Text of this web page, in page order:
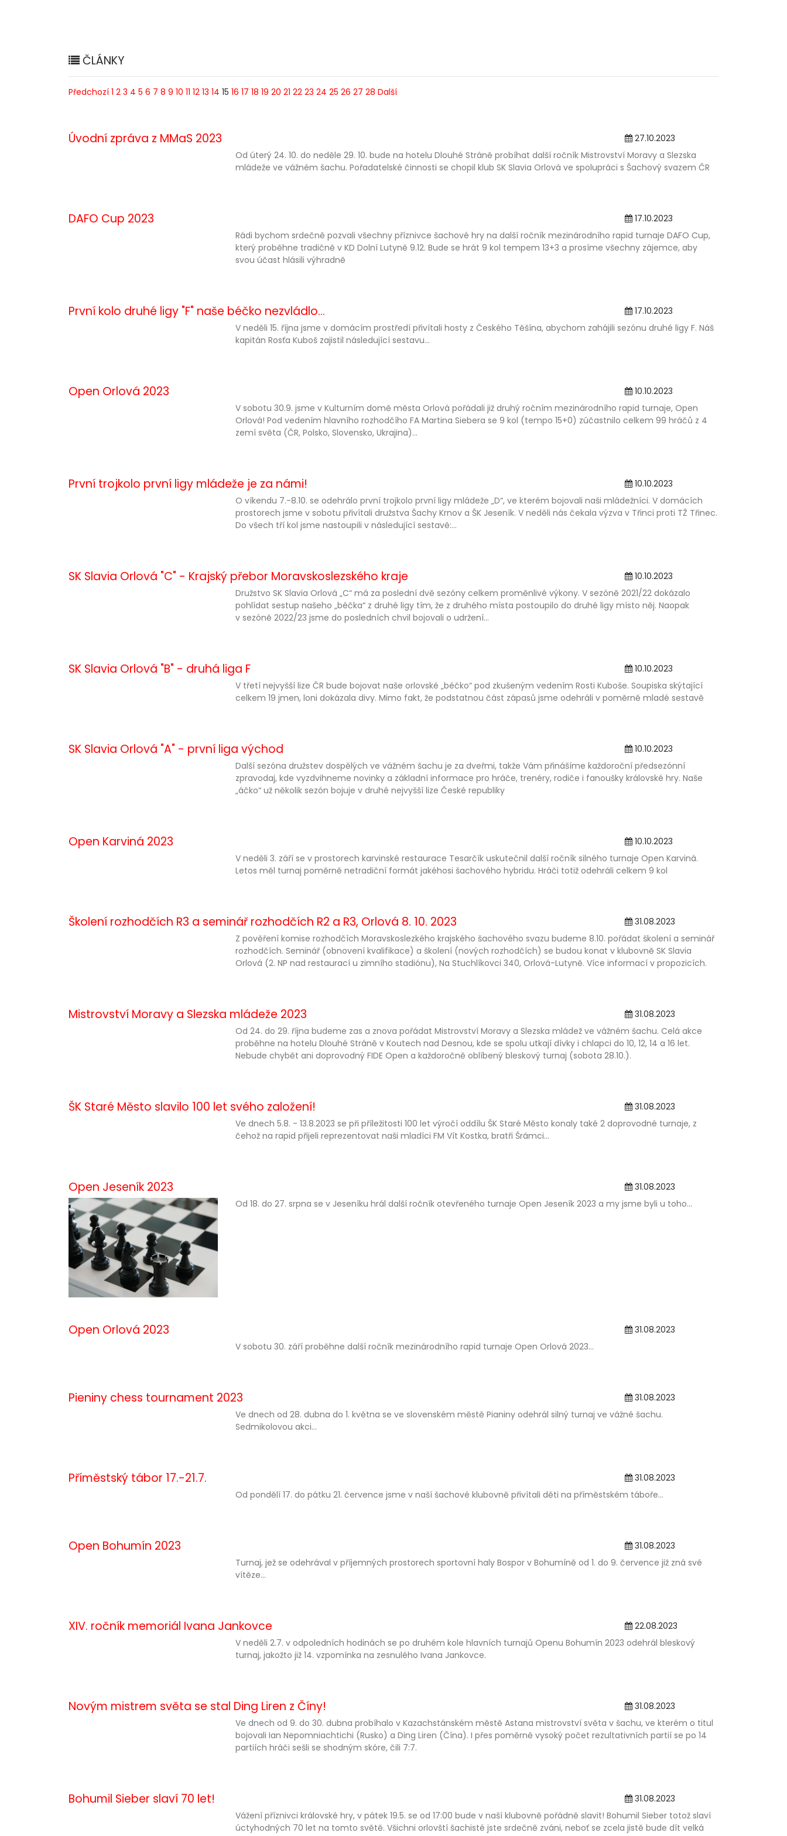
ČLÁNKY
Předchozí 1 2 3 4 5 6 7 8 9 10 11 12 13 14 15 16 17 18 19 20 21 22 23 24 25 26 27 28 Další
Úvodní zpráva z MMaS 2023
27.10.2023
Od úterý 24. 10. do neděle 29. 10. bude na hotelu Dlouhé Stráně probíhat další ročník Mistrovství Moravy a Slezska
mládeže ve vážném šachu. Pořadatelské činnosti se chopil klub SK Slavia Orlová ve spolupráci s Šachový svazem ČR
DAFO Cup 2023
17.10.2023
Rádi bychom srdečně pozvali všechny příznivce šachové hry na další ročník mezinárodního rapid turnaje DAFO Cup,
který proběhne tradičně v KD Dolní Lutyně 9.12. Bude se hrát 9 kol tempem 13+3 a prosíme všechny zájemce, aby
svou účast hlásili výhradně
První kolo druhé ligy "F" naše béčko nezvládlo...
17.10.2023
V neděli 15. října jsme v domácím prostředí přivítali hosty z Českého Těšína, abychom zahájili sezónu druhé ligy F. Náš
kapitán Rosťa Kuboš zajistil následující sestavu...
Open Orlová 2023
10.10.2023
V sobotu 30.9. jsme v Kulturním domě města Orlová pořádali již druhý ročním mezinárodního rapid turnaje, Open
Orlová! Pod vedením hlavního rozhodčího FA Martina Siebera se 9 kol (tempo 15+0) zúčastnilo celkem 99 hráčů z 4
zemí světa (ČR, Polsko, Slovensko, Ukrajina)...
První trojkolo první ligy mládeže je za námi!
10.10.2023
O víkendu 7.-8.10. se odehrálo první trojkolo první ligy mládeže „D“, ve kterém bojovali naši mládežníci. V domácích
prostorech jsme v sobotu přivítali družstva Šachy Krnov a ŠK Jeseník. V neděli nás čekala výzva v Třinci proti TŽ Třinec.
Do všech tří kol jsme nastoupili v následující sestavě:...
SK Slavia Orlová "C" - Krajský přebor Moravskoslezského kraje
10.10.2023
Družstvo SK Slavia Orlová „C“ má za poslední dvě sezóny celkem proměnlivé výkony. V sezóně 2021/22 dokázalo
pohlídat sestup našeho „béčka“ z druhé ligy tím, že z druhého místa postoupilo do druhé ligy místo něj. Naopak
v sezóně 2022/23 jsme do posledních chvil bojovali o udržení...
SK Slavia Orlová "B" - druhá liga F
10.10.2023
V třetí nejvyšší lize ČR bude bojovat naše orlovské „béčko“ pod zkušeným vedením Rosti Kuboše. Soupiska skýtající
celkem 19 jmen, loni dokázala divy. Mimo fakt, že podstatnou část zápasů jsme odehráli v poměrně mladé sestavě
SK Slavia Orlová "A" - první liga východ
10.10.2023
Další sezóna družstev dospělých ve vážném šachu je za dveřmi, takže Vám přinášíme každoroční předsezónní
zpravodaj, kde vyzdvihneme novinky a základní informace pro hráče, trenéry, rodiče i fanoušky královské hry. Naše
„áčko“ už několik sezón bojuje v druhé nejvyšší lize České republiky
Open Karviná 2023
10.10.2023
V neděli 3. září se v prostorech karvinské restaurace Tesarčík uskutečnil další ročník silného turnaje Open Karviná.
Letos měl turnaj poměrně netradiční formát jakéhosi šachového hybridu. Hráči totiž odehráli celkem 9 kol
Školení rozhodčích R3 a seminář rozhodčích R2 a R3, Orlová 8. 10. 2023
31.08.2023
Z pověření komise rozhodčích Moravskoslezkého krajského šachového svazu budeme 8.10. pořádat školení a seminář
rozhodčích. Seminář (obnovení kvalifikace) a školení (nových rozhodčích) se budou konat v klubovně SK Slavia
Orlová (2. NP nad restaurací u zimního stadiónu), Na Stuchlíkovci 340, Orlová-Lutyně. Více informací v propozicích.
Mistrovství Moravy a Slezska mládeže 2023
31.08.2023
Od 24. do 29. října budeme zas a znova pořádat Mistrovství Moravy a Slezska mládež ve vážném šachu. Celá akce
proběhne na hotelu Dlouhé Stráně v Koutech nad Desnou, kde se spolu utkají dívky i chlapci do 10, 12, 14 a 16 let.
Nebude chybět ani doprovodný FIDE Open a každoročně oblíbený bleskový turnaj (sobota 28.10.).
ŠK Staré Město slavilo 100 let svého založení!
31.08.2023
Ve dnech 5.8. - 13.8.2023 se při příležitosti 100 let výročí oddílu ŠK Staré Město konaly také 2 doprovodné turnaje, z
čehož na rapid přijeli reprezentovat naši mladíci FM Vít Kostka, bratři Šrámci...
Open Jeseník 2023
31.08.2023
Od 18. do 27. srpna se v Jeseníku hrál další ročník otevřeného turnaje Open Jeseník 2023 a my jsme byli u toho...
Open Orlová 2023
31.08.2023
V sobotu 30. září proběhne další ročník mezinárodního rapid turnaje Open Orlová 2023...
Pieniny chess tournament 2023
31.08.2023
Ve dnech od 28. dubna do 1. května se ve slovenském městě Pianiny odehrál silný turnaj ve vážné šachu.
Sedmikolovou akci...
Příměstský tábor 17.-21.7.
31.08.2023
Od pondělí 17. do pátku 21. července jsme v naší šachové klubovně přivítali děti na příměstském táboře...
Open Bohumín 2023
31.08.2023
Turnaj, jež se odehrával v příjemných prostorech sportovní haly Bospor v Bohumíně od 1. do 9. července již zná své
vítěze...
XIV. ročník memoriál Ivana Jankovce
22.08.2023
V neděli 2.7. v odpoledních hodinách se po druhém kole hlavních turnajů Openu Bohumín 2023 odehrál bleskový
turnaj, jakožto již 14. vzpomínka na zesnulého Ivana Jankovce.
Novým mistrem světa se stal Ding Liren z Číny!
31.08.2023
Ve dnech od 9. do 30. dubna probíhalo v Kazachstánském městě Astana mistrovství světa v šachu, ve kterém o titul
bojovali Ian Nepomniachtichi (Rusko) a Ding Liren (Čína). I přes poměrně vysoký počet rezultativních partií se po 14
partiích hráči sešli se shodným skóre, čili 7:7.
Bohumil Sieber slaví 70 let!
31.08.2023
Vážení příznivci královské hry, v pátek 19.5. se od 17:00 bude v naší klubovně pořádně slavit! Bohumil Sieber totož slaví
úctyhodných 70 let na tomto světě. Všichni orlovští šachisté jste srdečně zváni, neboť se zcela jistě bude dít velká